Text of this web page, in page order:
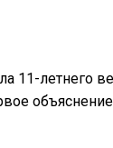
11-летнего